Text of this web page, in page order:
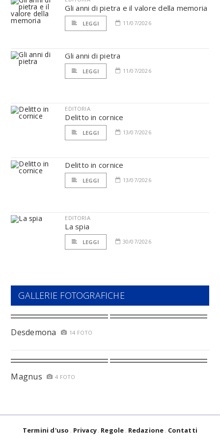
Gli anni di pietra e il valore della memoria
LEGGI 11/07/2026
Gli anni di pietra
LEGGI 11/07/2026
EDITORIA
Delitto in cornice
LEGGI 13/07/2026
Delitto in cornice
LEGGI 13/07/2026
EDITORIA
La spia
LEGGI 30/07/2026
GALLERIE FOTOGRAFICHE
Desdemona 14 FOTO
Magnus 4 FOTO
Termini d'uso Privacy Regole Redazione Contatti